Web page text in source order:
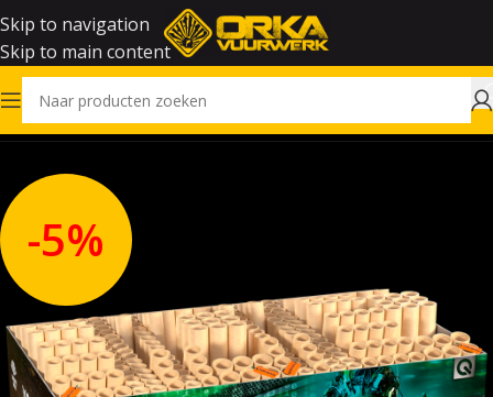
Skip to navigation
Skip to main content
Home Vuurwerk
-5%